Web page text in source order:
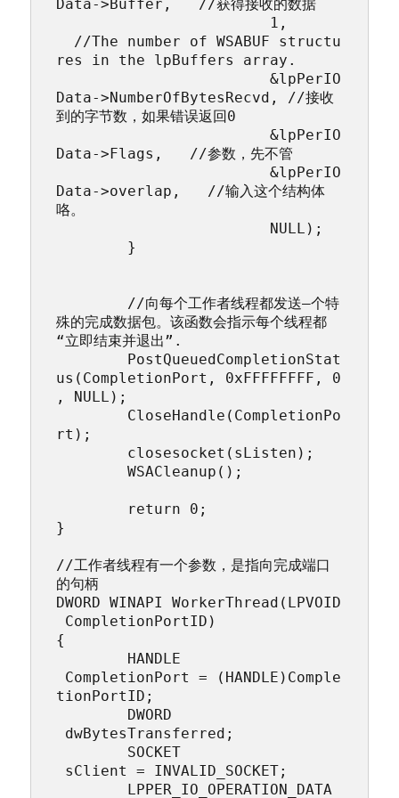
Data->Buffer,   //获得接收的数据
//The number of WSABUF structu
res in the lpBuffers array.
			&lpPerIO
Data->NumberOfBytesRecvd, //接收
到的字节数，如果错误返回0
			&lpPerIO
Data->Flags,   //参数，先不管
			&lpPerIO
Data->overlap,   //输入这个结构体
咯。
殊的完成数据包。该函数会指示每个线程都
“立即结束并退出”.
us(CompletionPort, 0xFFFFFFFF, 0
, NULL);
rt);
	WSACleanup();
}
//工作者线程有一个参数，是指向完成端口
的句柄
DWORD WINAPI WorkerThread(LPVOID
CompletionPortID)
{
CompletionPort = (HANDLE)Comple
tionPortID;
dwBytesTransferred;
sClient = INVALID_SOCKET;